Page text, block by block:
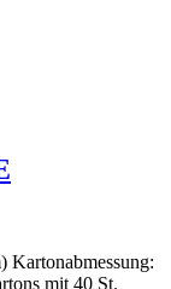
mit 40 St.